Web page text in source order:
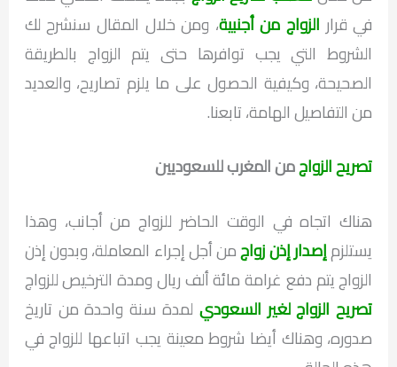
في قرار الزواج من أجنبية، ومن خلال المقال سنشرح لك
الشروط التي يجب توافرها حتى يتم الزواج بالطريقة
الصحيحة، وكيفية الحصول على ما يلزم تصاريح، والعديد
من التفاصيل الهامة، تابعنا.
تصريح الزواجمن المغرب للسعوديين
هناك اتجاه في الوقت الحاضر للزواج من أجانب، وهذا
يستلزمإصدار إذن زواجمن أجل إجراء المعاملة، وبدون إذن
الزواج يتم دفع غرامة مائة ألف ريال ومدة الترخيص للزواج
تصريح الزواج لغير السعودي لمدة سنة واحدة من تاريخ
صدوره، وهناك أيضا شروط معينة يجب اتباعها للزواج في